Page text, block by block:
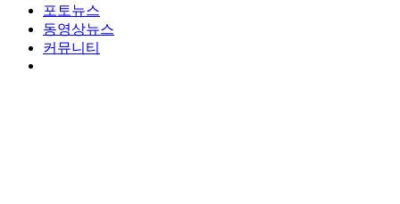
포토뉴스
동영상뉴스
커뮤니티